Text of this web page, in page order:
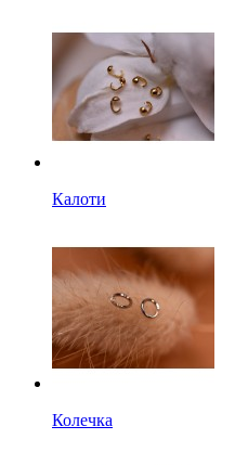
Калоти
Колечка